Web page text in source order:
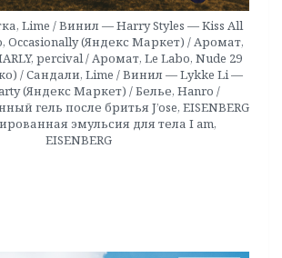
Lime / Винил — Harry Styles — Kiss All
Occasionally (Яндекс Маркет) / Аромат,
percival / Аромат, Le Labo, Nude 29
/ Сандали, Lime / Винил — Lykke Li —
(Яндекс Маркет) / Белье, Hanro /
гель после бритья J’ose, EISENBERG
эмульсия для тела I am,
EISENBERG